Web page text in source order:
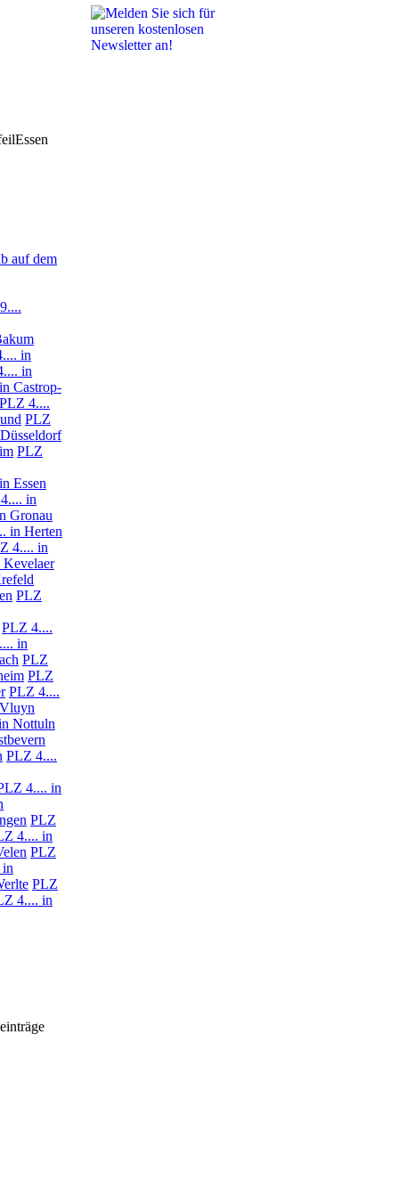
Essen
auf dem
in
in
Castrop-
PLZ 4....
PLZ
PLZ
Essen
in
Gronau
in Herten
4.... in
PLZ
PLZ 4....
in
PLZ
PLZ
PLZ 4....
Nottuln
PLZ 4....
4.... in
PLZ
4.... in
PLZ
PLZ
4.... in